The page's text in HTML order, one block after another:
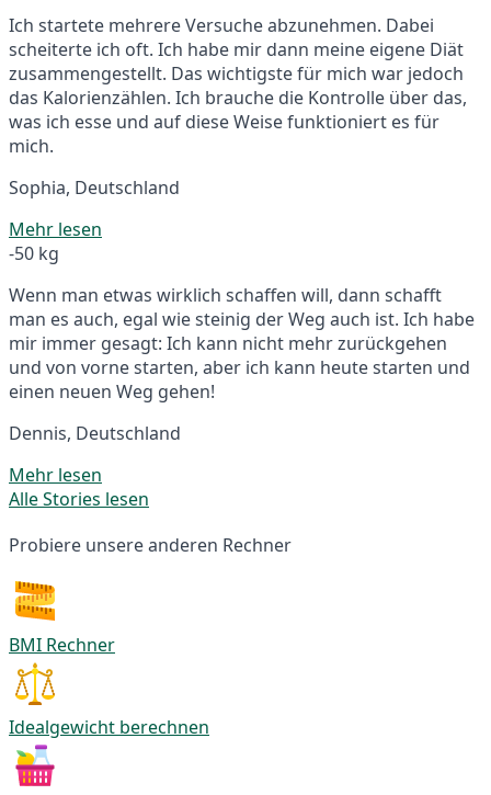
Ich startete mehrere Versuche abzunehmen. Dabei
scheiterte ich oft. Ich habe mir dann meine eigene Diät
zusammengestellt. Das wichtigste für mich war jedoch
das Kalorienzählen. Ich brauche die Kontrolle über das,
was ich esse und auf diese Weise funktioniert es für
mich.
Sophia, Deutschland
Mehr lesen
-50 kg
Wenn man etwas wirklich schaffen will, dann schafft
man es auch, egal wie steinig der Weg auch ist. Ich habe
mir immer gesagt: Ich kann nicht mehr zurückgehen
und von vorne starten, aber ich kann heute starten und
einen neuen Weg gehen!
Dennis, Deutschland
Mehr lesen
Alle Stories lesen
Probiere unsere anderen Rechner
BMI Rechner
Idealgewicht berechnen